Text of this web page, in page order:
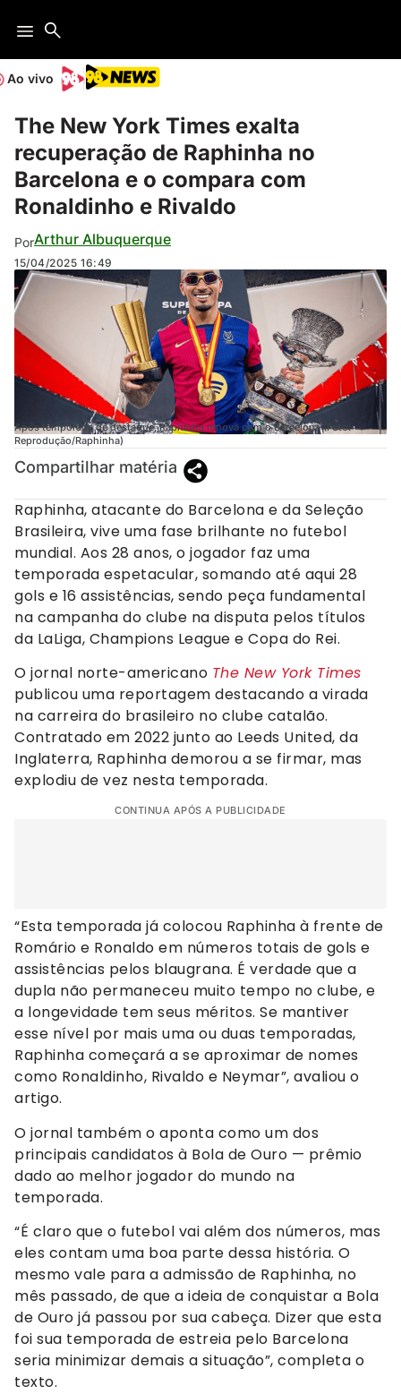
Ao vivo
The New York Times exalta
recuperação de Raphinha no
Barcelona e o compara com
Ronaldinho e Rivaldo
PorArthur Albuquerque
15/04/2025 16:49
Após temporada de destaque, Raphinha renova com o Barcelona (Foto:
Reprodução/Raphinha)
Compartilhar matéria
Raphinha, atacante do Barcelona e da Seleção
Brasileira, vive uma fase brilhante no futebol
mundial. Aos 28 anos, o jogador faz uma
temporada espetacular, somando até aqui 28
gols e 16 assistências, sendo peça fundamental
na campanha do clube na disputa pelos títulos
da LaLiga, Champions League e Copa do Rei.
O jornal norte-americano The New York Times
publicou uma reportagem destacando a virada
na carreira do brasileiro no clube catalão.
Contratado em 2022 junto ao Leeds United, da
Inglaterra, Raphinha demorou a se firmar, mas
explodiu de vez nesta temporada.
CONTINUA APÓS A PUBLICIDADE
“Esta temporada já colocou Raphinha à frente de
Romário e Ronaldo em números totais de gols e
assistências pelos blaugrana. É verdade que a
dupla não permaneceu muito tempo no clube, e
a longevidade tem seus méritos. Se mantiver
esse nível por mais uma ou duas temporadas,
Raphinha começará a se aproximar de nomes
como Ronaldinho, Rivaldo e Neymar”, avaliou o
artigo.
O jornal também o aponta como um dos
principais candidatos à Bola de Ouro — prêmio
dado ao melhor jogador do mundo na
temporada.
“É claro que o futebol vai além dos números, mas
eles contam uma boa parte dessa história. O
mesmo vale para a admissão de Raphinha, no
mês passado, de que a ideia de conquistar a Bola
de Ouro já passou por sua cabeça. Dizer que esta
foi sua temporada de estreia pelo Barcelona
seria minimizar demais a situação”, completa o
texto.